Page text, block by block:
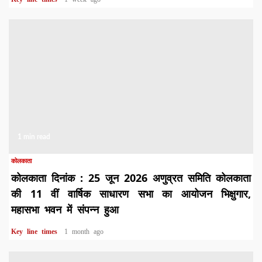
कोलकाता
कोलकाता दिनांक : 25 जून 2026 अणुव्रत समिति कोलकाता
की 11 वीं वार्षिक साधारण सभा का आयोजन भिक्षुगार,
महासभा भवन में संपन्न हुआ
Key line times 1 month ago